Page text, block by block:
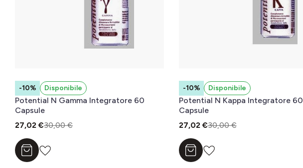
-10% Disponibile
Potential N Gamma Integratore 60
Capsule
27,02 €30,00 €
Aggiungi al carrello
-10% Disponibile
Potential N Kappa Integratore 60
Capsule
27,02 €30,00 €
Aggiungi al carrello